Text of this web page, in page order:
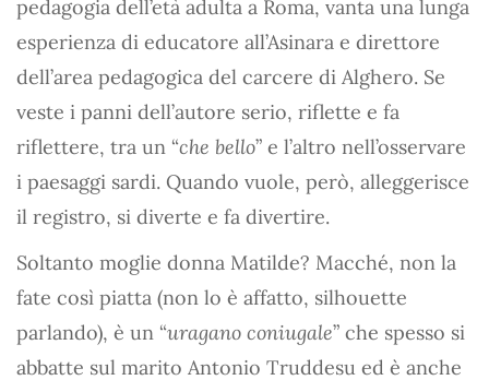
pedagogia dell’età adulta a Roma, vanta una lunga
esperienza di educatore all’Asinara e direttore
dell’area pedagogica del carcere di Alghero. Se
veste i panni dell’autore serio, riflette e fa
riflettere, tra un “che bello” e l’altro nell’osservare
i paesaggi sardi. Quando vuole, però, alleggerisce
il registro, si diverte e fa divertire.
Soltanto moglie donna Matilde? Macché, non la
fate così piatta (non lo è affatto, silhouette
parlando), è un “uragano coniugale” che spesso si
abbatte sul marito Antonio Truddesu ed è anche